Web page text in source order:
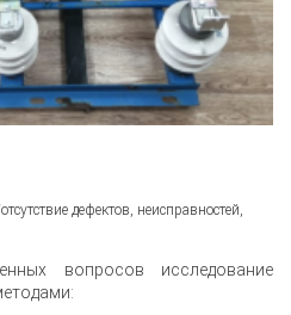
дефектов, неисправностей,
вопросов исследование